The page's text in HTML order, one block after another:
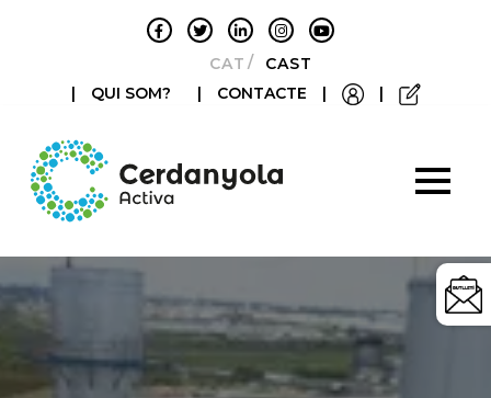
CATALÀCASTELLANO
|
QUI SOM? | CONTACTE | |